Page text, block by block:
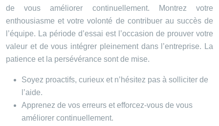
de vous améliorer continuellement. Montrez votre
enthousiasme et votre volonté de contribuer au succès de
l’équipe. La période d’essai est l’occasion de prouver votre
valeur et de vous intégrer pleinement dans l’entreprise. La
patience et la persévérance sont de mise.
Soyez proactifs, curieux et n’hésitez pas à solliciter de
l’aide.
Apprenez de vos erreurs et efforcez-vous de vous
améliorer continuellement.